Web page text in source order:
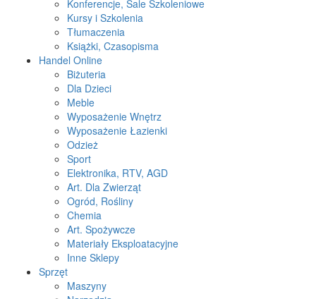
Konferencje, Sale Szkoleniowe
Kursy i Szkolenia
Tłumaczenia
Książki, Czasopisma
Handel Online
Biżuteria
Dla Dzieci
Meble
Wyposażenie Wnętrz
Wyposażenie Łazienki
Odzież
Sport
Elektronika, RTV, AGD
Art. Dla Zwierząt
Ogród, Rośliny
Chemia
Art. Spożywcze
Materiały Eksploatacyjne
Inne Sklepy
Sprzęt
Maszyny